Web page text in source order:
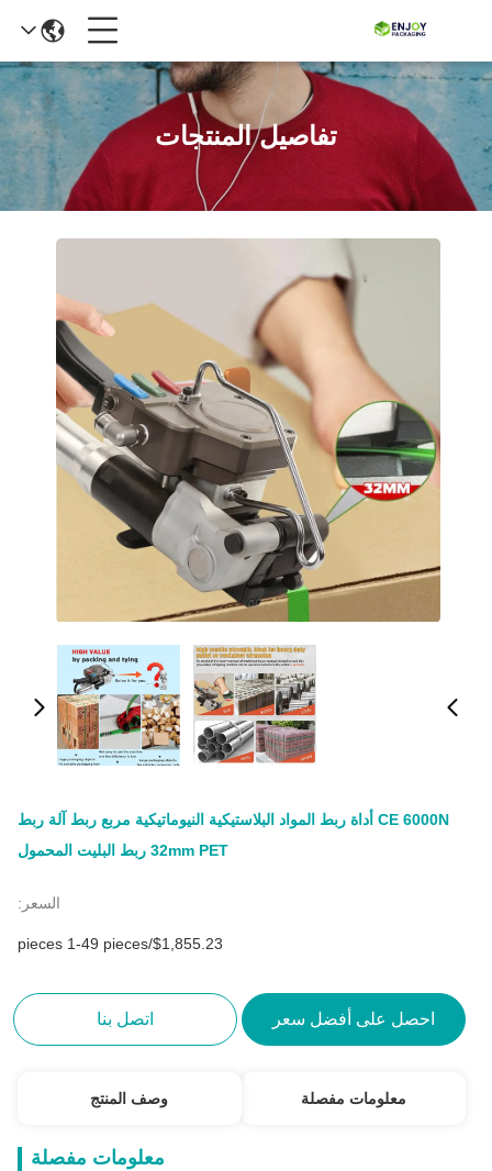
تفاصيل المنتجات
CE 6000N أداة ربط المواد البلاستيكية النيوماتيكية مربع ربط آلة ربط
32mm PET ربط البليت المحمول
السعر:
$1,855.23/pieces 1-49 pieces
احصل على أفضل سعر اتصل بنا
معلومات مفصلة وصف المنتج
معلومات مفصلة